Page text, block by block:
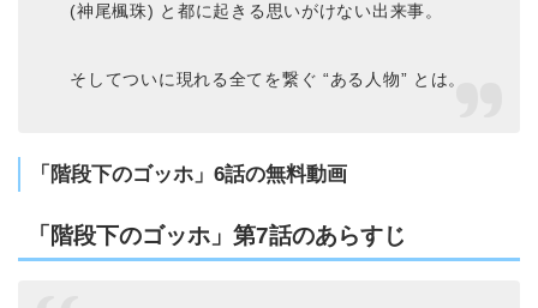
(神尾楓珠) と都に起きる思いがけない出来事。
そしてついに現れる全てを繋ぐ “ある人物” とは。
「階段下のゴッホ」6話の無料動画
「階段下のゴッホ」第7話のあらすじ